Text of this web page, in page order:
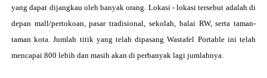
yang dapat dijangkau oleh banyak orang. Lokasi - lokasi tersebut adalah di
depan mall/pertokoan, pasar tradisional, sekolah, balai RW, serta taman-
taman kota. Jumlah titik yang telah dipasangWastafel Portable ini telah
mencapai 800 lebih dan masih akan di perbanyak lagi jumlahnya.